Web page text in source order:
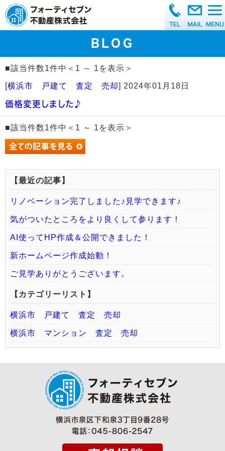
BLOG
■該当件数1件中＜1 ～ 1を表示＞
[横浜市 戸建て 査定 売却] 2024年01月18日
価格変更しました♪
■該当件数1件中＜1 ～ 1を表示＞
【最近の記事】
リノベーション完了しました♪見学できます♪
気がついたところをより良くして参ります！
AI使ってHP作成＆公開できました！
新ホームページ作成始動！
ご見学ありがとうございます。
【カテゴリーリスト】
横浜市 戸建て 査定 売却
横浜市 マンション 査定 売却